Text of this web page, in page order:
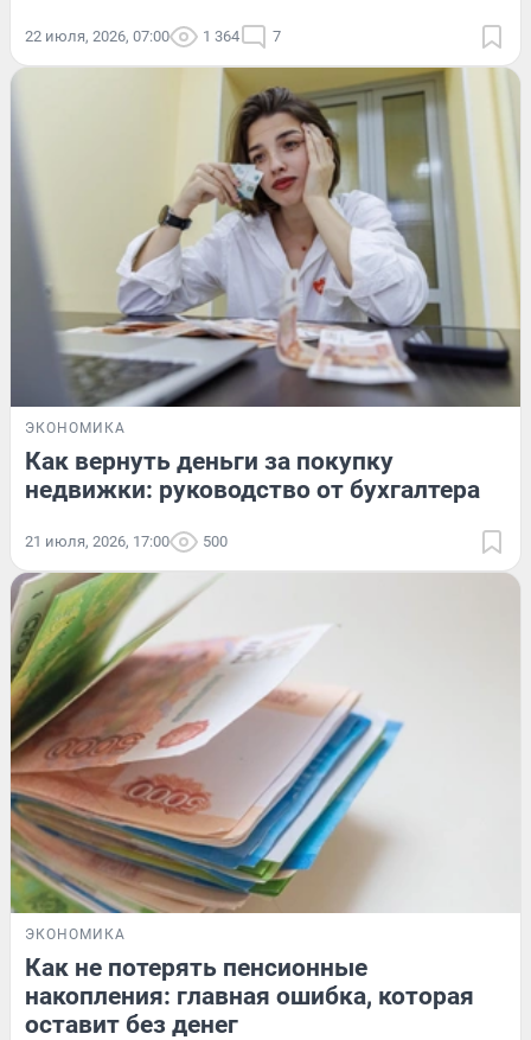
22 июля, 2026, 07:00 1 364 7
ЭКОНОМИКА
Как вернуть деньги за покупку
недвижки: руководство от бухгалтера
21 июля, 2026, 17:00 500
ЭКОНОМИКА
Как не потерять пенсионные
накопления: главная ошибка, которая
оставит без денег